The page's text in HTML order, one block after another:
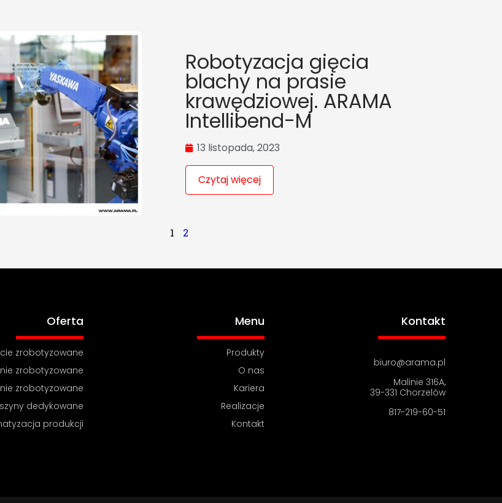
Robotyzacja gięcia
blachy na prasie
krawędziowej. ARAMA
Intellibend-M
13 listopada, 2023
Czytaj więcej
1 2
Oferta
zrobotyzowane
zrobotyzowane
zrobotyzowane
dedykowane
produkcji
Menu
Produkty
O nas
Kariera
Realizacje
Kontakt
Kontakt
biuro@arama.pl
Malinie 316A,
39-331 Chorzelów
817-219-60-51